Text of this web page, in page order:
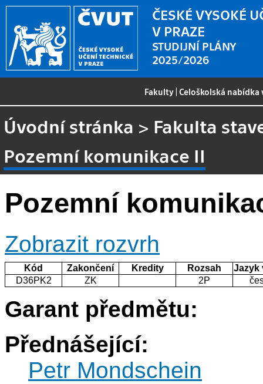
ČESKÉ VYSOKÉ
V PRAZE
STUDIJNÍ PLÁNY
2025/2026
Fakulty |Celoškolská
Úvodní stránka > Fakulta
Pozemní komunikace II
Pozemní
Zobrazit rozvrh
Kód Zakončení Kredity Rozsah
Jazyk
D36PK2
ZK 2P
Garant předmětu:
Přednášející:
Petr Mondschein